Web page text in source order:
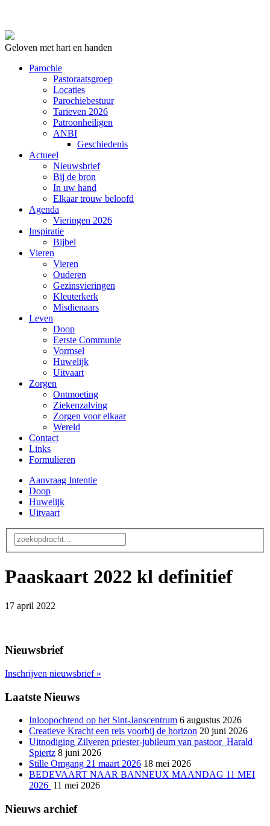
Geloven met hart en handen
Parochie
Pastoraatsgroep
Locaties
Parochiebestuur
Tarieven 2026
Patroonheiligen
ANBI
Geschiedenis
Actueel
Nieuwsbrief
Bij de bron
In uw hand
Elkaar trouw beloofd
Agenda
Vieringen 2026
Inspiratie
Bijbel
Vieren
Vieren
Ouderen
Gezinsvieringen
Kleuterkerk
Misdienaars
Leven
Doop
Eerste Communie
Vormsel
Huwelijk
Uitvaart
Zorgen
Ontmoeting
Ziekenzalving
Zorgen voor elkaar
Wereld
Contact
Links
Formulieren
Aanvraag Intentie
Doop
Huwelijk
Uitvaart
Paaskaart 2022 kl definitief
17 april 2022
Nieuwsbrief
Inschrijven nieuwsbrief »
Laatste Nieuws
Inloopochtend op het Sint-Janscentrum 6 augustus 2026
Creatieve Kracht een reis voorbij de horizon 20 juni 2026
Uitnodiging Zilveren priester-jubileum van pastoor Harald
Spiertz 8 juni 2026
Stille Omgang 21 maart 2026 18 mei 2026
BEDEVAART NAAR BANNEUX MAANDAG 11 MEI
2026 11 mei 2026
Nieuws archief